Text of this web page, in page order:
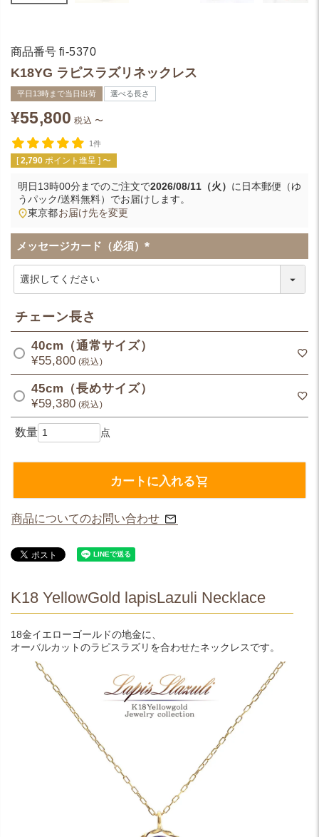
商品番号 fi-5370
K18YG ラピスラズリネックレス
平日13時まで当日出荷 選べる長さ
¥55,800 税込 〜
1件
[ 2,790 ポイント進呈 ] 〜
明日13時00分までのご注文で2026/08/11（火） に 日本郵便（ゆ
うパック/送料無料） でお届けします。
東京都お届け先を変更
メッセージカード（必須）
(
チェーン長さ
40cm（通常サイズ）
¥55,800 税込
45cm（長めサイズ）
¥59,380 税込
カートに入れる
商品についてのお問い合わせ
K18 YellowGold lapisLazuli Necklace
18金イエローゴールドの地金に、
オーバルカットのラピスラズリを合わせたネックレスです。